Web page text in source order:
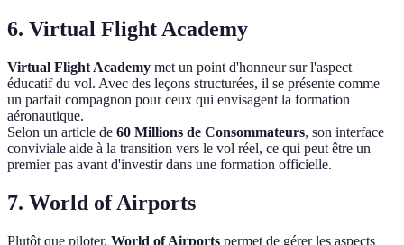
6. Virtual Flight Academy
Virtual Flight Academy met un point d'honneur sur l'aspect
éducatif du vol. Avec des leçons structurées, il se présente comme
un parfait compagnon pour ceux qui envisagent la formation
aéronautique.
Selon un article de 60 Millions de Consommateurs, son interface
conviviale aide à la transition vers le vol réel, ce qui peut être un
premier pas avant d'investir dans une formation officielle.
7. World of Airports
Plutôt que piloter, World of Airports permet de gérer les aspects